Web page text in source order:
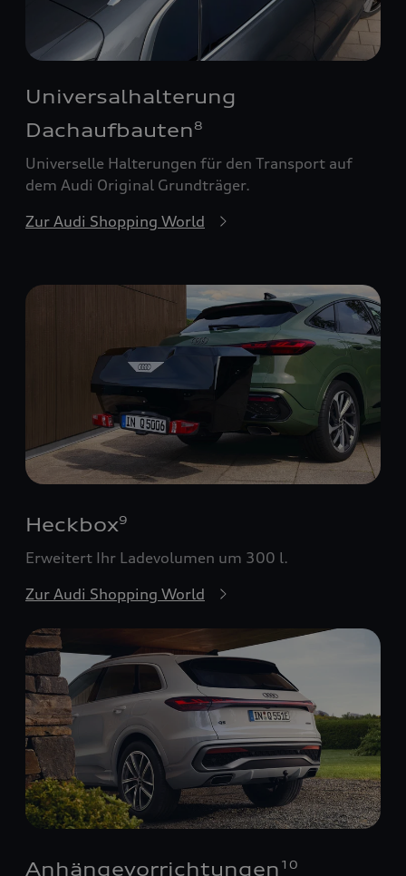
Universalhalterung
Dachaufbauten8
Universelle Halterungen für den Transport auf
dem Audi Original Grundträger.
Zur Audi Shopping World
Heckbox9
Erweitert Ihr Ladevolumen um 300 l.
Zur Audi Shopping World
Anhängevorrichtungen 10